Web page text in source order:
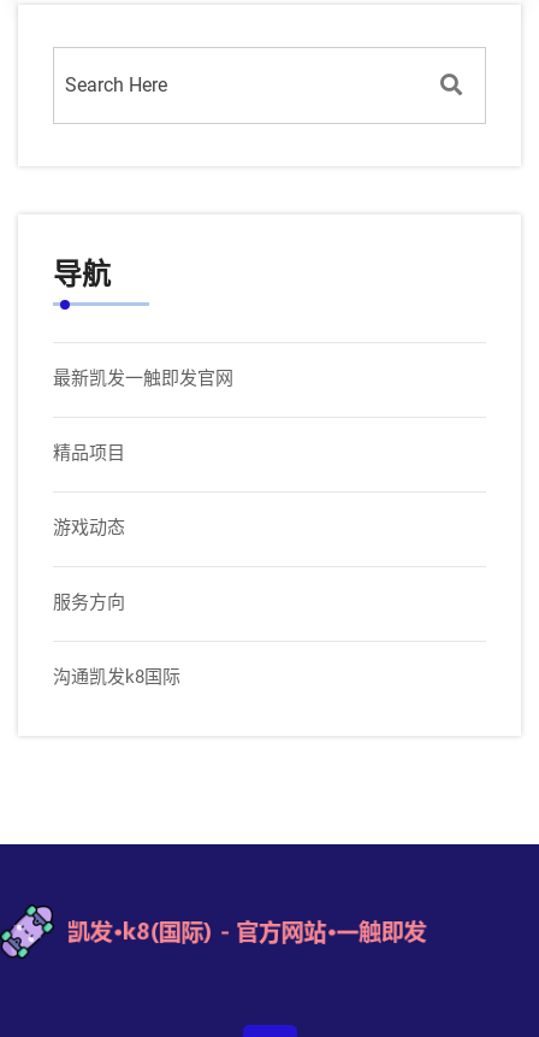
导航
最新凯发一触即发官网
精品项目
游戏动态
服务方向
沟通凯发k8国际